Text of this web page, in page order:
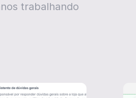
trabalhando